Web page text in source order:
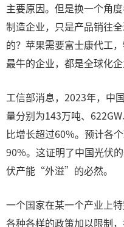
主要原因。但是换一个角
制造企业，只是产品销往
的？苹果需要富士康代工
最牛的企业，都是全球化企
工信部消息，2023年，中
量分别为143万吨、
比增长超过60%。预计各
90%。这证明了中国光伏
伏产能“外溢”的必然。
一个国家在某一个产业上
各种各样的政策加以限制